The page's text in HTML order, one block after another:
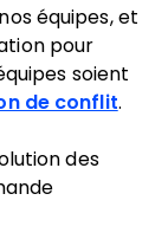
équipes, et
pour
soient
de conflit.
des